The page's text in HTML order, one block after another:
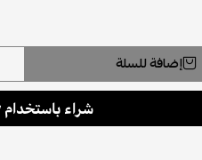
إضافة للسلة